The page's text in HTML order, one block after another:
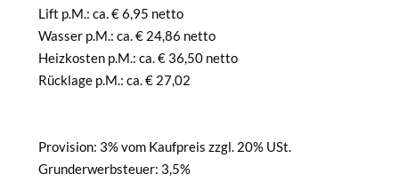
Lift p.M.: ca. € 6,95 netto
Wasser p.M.: ca. € 24,86 netto
Heizkosten p.M.: ca. € 36,50 netto
Rücklage p.M.: ca. € 27,02
Provision: 3% vom Kaufpreis zzgl. 20% USt.
Grunderwerbsteuer: 3,5%